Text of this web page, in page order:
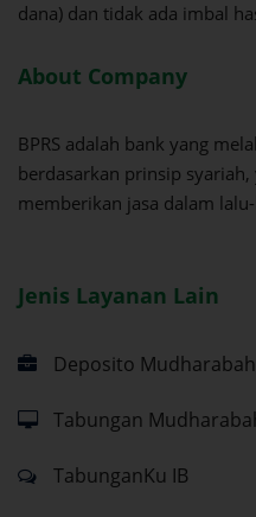
dana) dan tidak ada imbal
About Company
BPRS adalah bank yang
berdasarkan prinsip
memberikan jasa dalam
Jenis Layanan Lain
Deposito Mudharabah
Tabungan
TabunganKu IB